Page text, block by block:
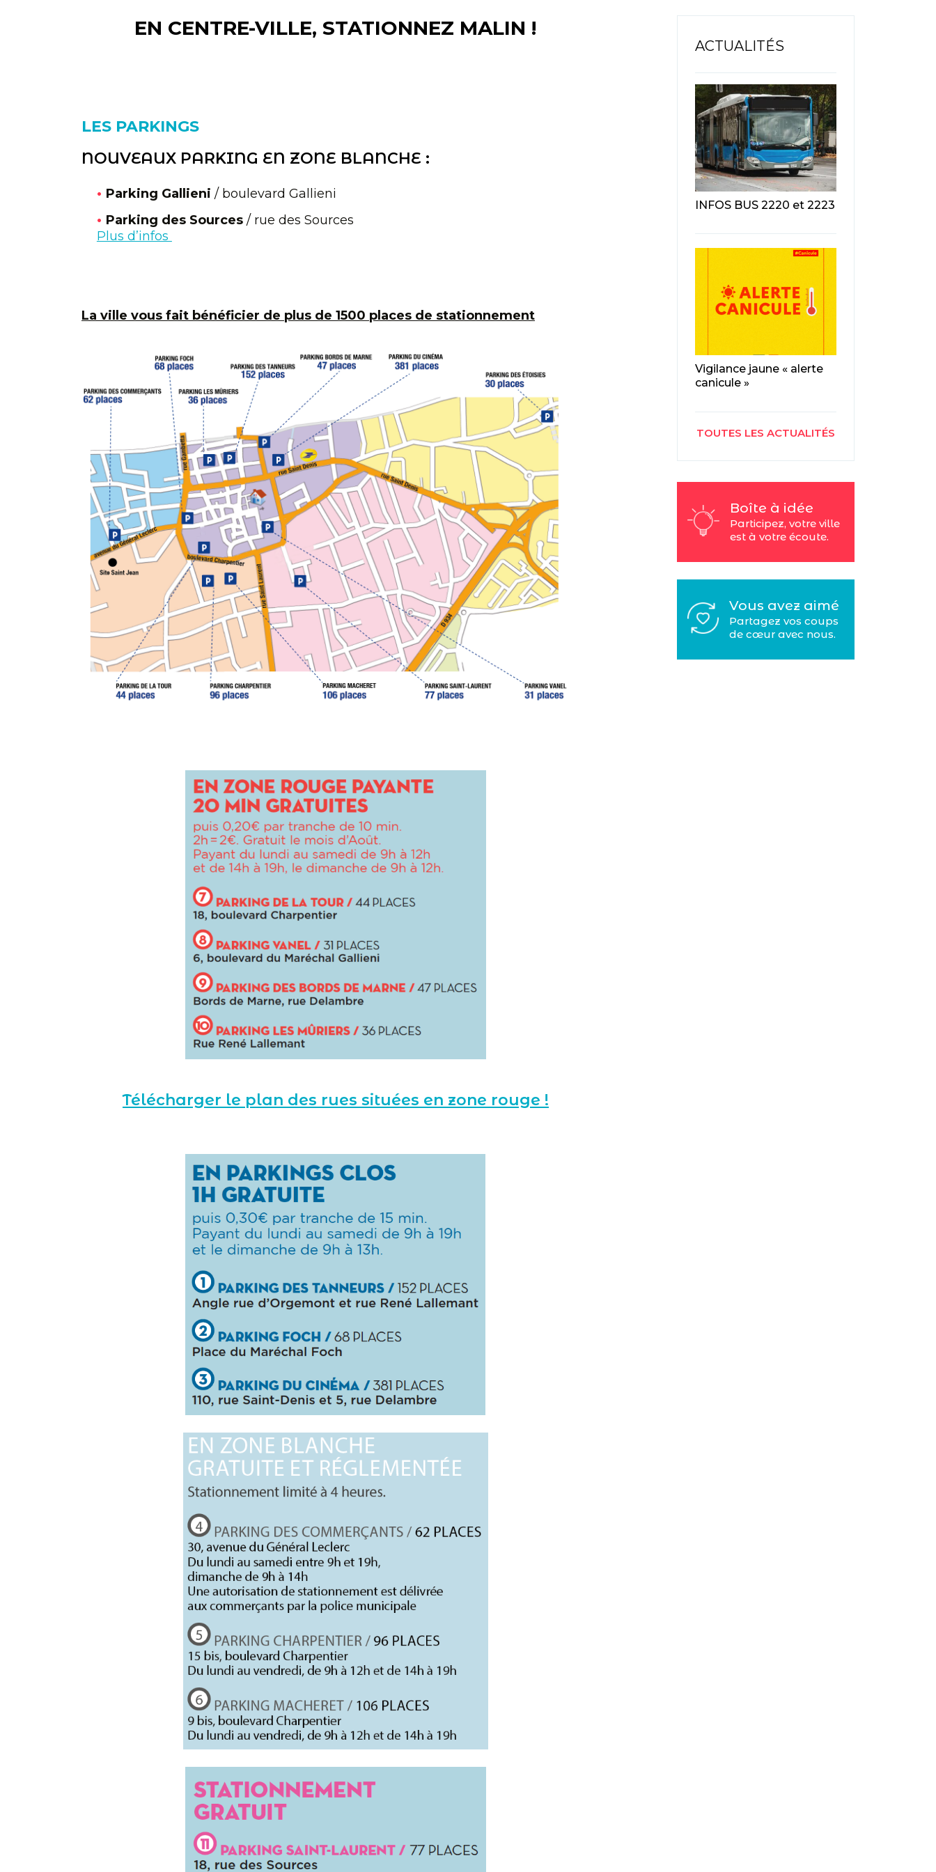
EN CENTRE-VILLE, STATIONNEZ MALIN !
LES PARKINGS
NOUVEAUX PARKING EN ZONE BLANCHE :
Parking Gallieni / boulevard Gallieni
Parking des Sources/ rue des Sources
Plus d’infos
La ville vous fait bénéficier de plus de 1500 places de stationnement
Télécharger le plan des rues situées en zone rouge !
ACTUALITÉS
INFOS BUS 2220 et 2223
Vigilance jaune « alerte
canicule »
TOUTES LES ACTUALITÉS
Boîte à idée
Participez, votre ville
est à votre écoute.
Vous avez aimé
Partagez vos coups
de cœur avec nous.